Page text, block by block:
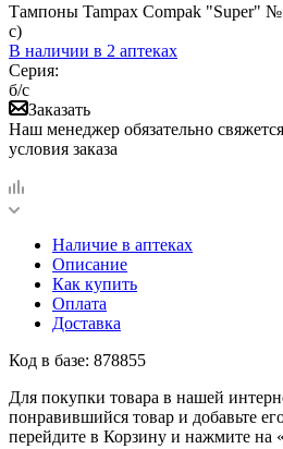
Тампоны Tampax Compak "Super"
с)
В наличии в 2 аптеках
Серия:
б/с
Заказать
Наш менеджер обязательно
условия заказа
Наличие в аптеках
Описание
Как купить
Оплата
Доставка
Код в базе: 878855
Для покупки товара в нашей
понравившийся товар и добавьте
перейдите в Корзину и нажмите на